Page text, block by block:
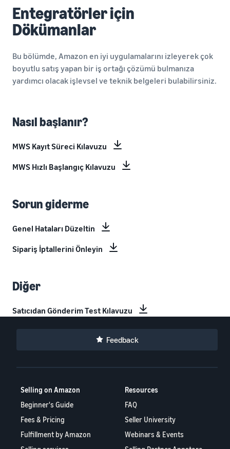
Entegratörler için
Dökümanlar
Bu bölümde, Amazon en iyi uygulamalarını izleyerek çok
boyutlu satış yapan bir iş ortağı çözümü bulmanıza
yardımcı olacak işlevsel ve teknik belgeleri bulabilirsiniz.
Nasıl başlanır?
MWS Kayıt Süreci Kılavuzu
MWS Hızlı Başlangıç Kılavuzu
Sorun giderme
Genel Hataları Düzeltin
Sipariş İptallerini Önleyin
Diğer
Satıcıdan Gönderim Test Kılavuzu
Feedback
Selling on Amazon
Beginner's Guide
Fees & Pricing
Fulfillment by Amazon
Resources
FAQ
Seller University
Webinars & Events